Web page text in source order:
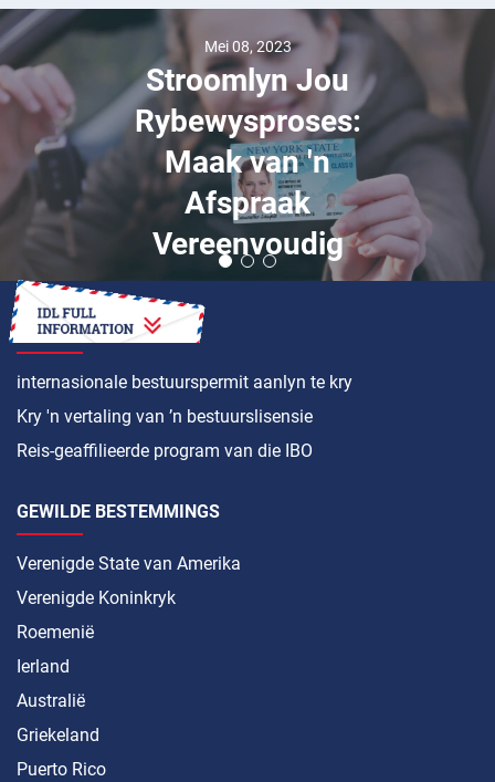
Mei 08, 2023
Stroomlyn Jou
Rybewysproses:
Maak van 'n
Afspraak
Vereenvoudig
HOE OM ’N
internasionale bestuurspermit aanlyn te kry
Kry 'n vertaling van ’n bestuurslisensie
Reis-geaffilieerde program van die IBO
GEWILDE BESTEMMINGS
Verenigde State van Amerika
Verenigde Koninkryk
Roemenië
Ierland
Australië
Griekeland
Puerto Rico